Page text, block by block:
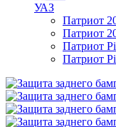
УАЗ
Патриот
Патриот
Патриот
Патриот